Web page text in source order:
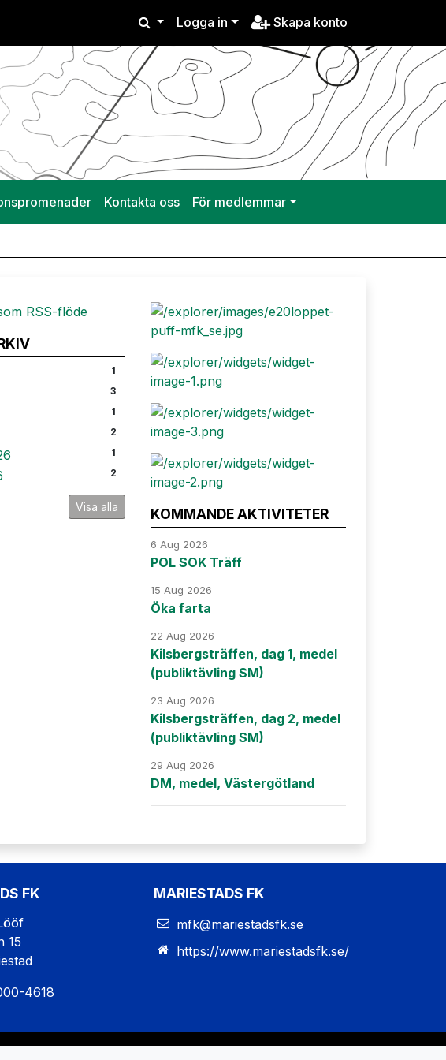
Logga in Skapa konto
Kontakta oss För medlemmar
RSS-flöde
1
3
1
2
1
2
Visa alla KOMMANDE AKTIVITETER
6 Aug 2026
POL SOK Träff
15 Aug 2026
Öka farta
22 Aug 2026
Kilsbergsträffen, dag 1, medel
(publiktävling SM)
23 Aug 2026
Kilsbergsträffen, dag 2, medel
(publiktävling SM)
29 Aug 2026
DM, medel, Västergötland
FK
15
4618
MARIESTADS FK
mfk@mariestadsfk.se
https://www.mariestadsfk.se/